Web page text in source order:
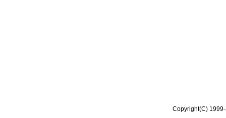
Copyright(C)